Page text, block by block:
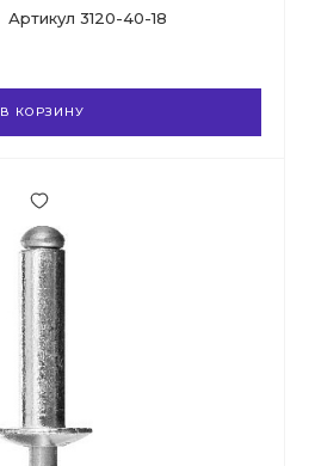
Артикул 3120-40-18
В КОРЗИНУ